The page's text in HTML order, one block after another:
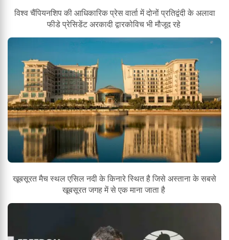
विश्व चैंपियनशिप की आधिकारिक प्रेस वार्ता में दोनों प्रतिद्वंदी के अलावा
फीडे प्रेसिडेंट अरकादी द्वारकोविच भी मौजूद रहे
खूबसूरत मैच स्थल एसिल नदी के किनारे स्थित है जिसे अस्ताना के सबसे
खूबसूरत जगह में से एक माना जाता है